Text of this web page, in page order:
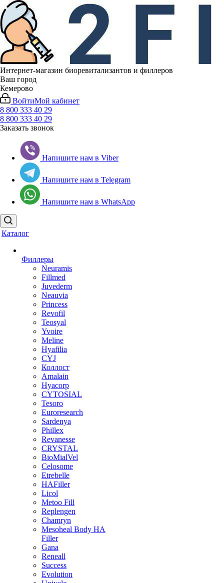
Интернет-магазин биоревитализантов и филлеров
Ваш город
Кемерово
ВойтиМой кабинет
8 800 333 40 29
8 800 333 40 29
Заказать звонок
Напишите нам в Viber
Напишите нам в Telegram
Напишите нам в WhatsApp
Каталог
Филлеры
Neuramis
Fillmed
Juvederm
Neauvia
Princess
Revofil
Teosyal
Yvoire
Meline
Hyafilia
CYJ
Коллост
Amalain
Hyacorp
CYTOSIAL
Tesoro
Euroresearch
Sardenya
Phillex
Revanesse
CRYSTAL
BioMialVel
Celosome
Etrebelle
HAFiller
Licol
Metoo Fill
Replengen
Chamryn
Mesoheal Body HA
Filler
Gana
Reneall
Success
Evolution